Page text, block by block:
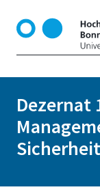
k
h
Dezernat
Sicherheit